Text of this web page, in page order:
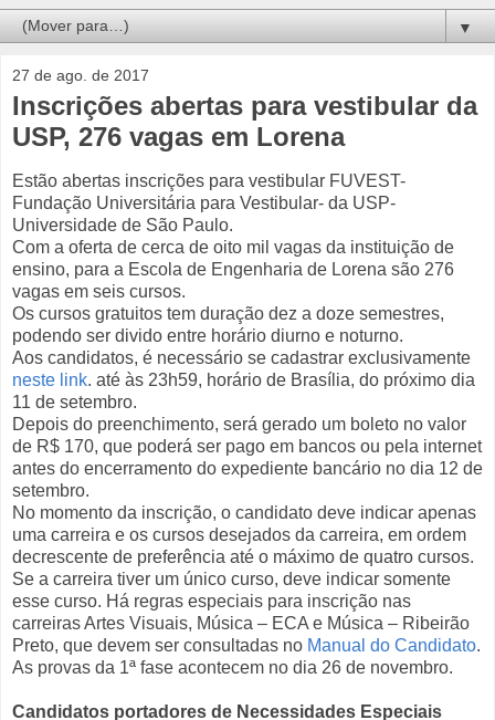
▼
27 de ago. de 2017
Inscrições abertas para vestibular da
USP, 276 vagas em Lorena
Estão abertas inscrições para vestibular FUVEST-
Fundação Universitária para Vestibular- da USP-
Universidade de São Paulo.
Com a oferta de cerca de oito mil vagas da instituição de
ensino, para a Escola de Engenharia de Lorena são 276
vagas em seis cursos.
Os cursos gratuitos tem duração dez a doze semestres,
podendo ser divido entre horário diurno e noturno.
Aos candidatos, é necessário se cadastrar exclusivamente
neste link. até às 23h59, horário de Brasília, do próximo dia
11 de setembro.
Depois do preenchimento, será gerado um boleto no valor
de R$ 170, que poderá ser pago em bancos ou pela internet
antes do encerramento do expediente bancário no dia 12 de
setembro.
No momento da inscrição, o candidato deve indicar apenas
uma carreira e os cursos desejados da carreira, em ordem
decrescente de preferência até o máximo de quatro cursos.
Se a carreira tiver um único curso, deve indicar somente
esse curso. Há regras especiais para inscrição nas
carreiras Artes Visuais, Música – ECA e Música – Ribeirão
Preto, que devem ser consultadas no Manual do Candidato.
As provas da 1ª fase acontecem no dia 26 de novembro.
Candidatos portadores de Necessidades Especiais